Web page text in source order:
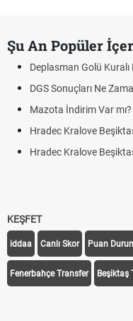
Şu An Popüler
Deplasman Golü
DGS Sonuçları Ne
Mazota İndirim Var
Hradec Kralove
Hradec Kralove
KEŞFET
iddaa Canlı Skor Puan
Fenerbahçe Transfer Beşiktaş